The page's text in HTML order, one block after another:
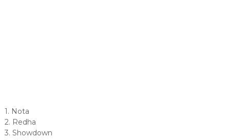
1. Nota
2. Redha
3. Showdown